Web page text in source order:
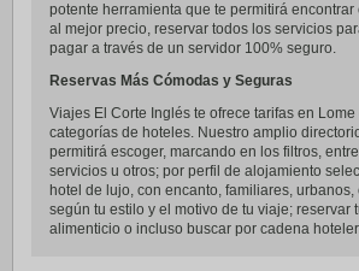
potente herramienta que te permitirá
al mejor precio, reservar todos los servicios
pagar a través de un servidor 100% seguro.
Reservas Más Cómodas y Seguras
Viajes El Corte Inglés te ofrece tarifas en
categorías de hoteles. Nuestro amplio
permitirá escoger, marcando en los filtros,
servicios u otros; por perfil de alojamiento
hotel de lujo, con encanto, familiares,
según tu estilo y el motivo de tu viaje; reservar
alimenticio o incluso buscar por cadena